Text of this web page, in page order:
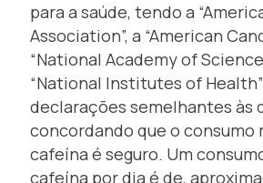
para a saúde, tendo a
Association”, a “American
“National Academy of
“National Institutes of
declarações semelhantes às
concordando que o consumo
cafeína é seguro. Um
cafeína por dia é de,